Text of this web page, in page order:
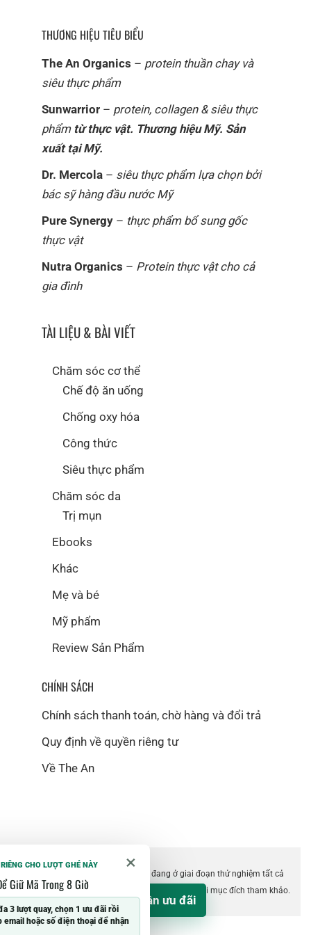
Farms Từ Tháng 11/2021
THƯƠNG HIỆU TIÊU BIỂU
The An Organics – protein thuần chay và
siêu thực phẩm
Sunwarrior – protein, collagen & siêu thực
phẩm từ thực vật. Thương hiệu Mỹ. Sản
xuất tại Mỹ.
Dr. Mercola – siêu thực phẩm lựa chọn bởi
bác sỹ hàng đầu nước Mỹ
Pure Synergy – thực phẩm bổ sung gốc
thực vật
Nutra Organics – Protein thực vật cho cả
gia đình
TÀI LIỆU & BÀI VIẾT
Chăm sóc cơ thể
Chế độ ăn uống
Chống oxy hóa
Công thức
Siêu thực phẩm
Chăm sóc da
Trị mụn
Ebooks
Khác
Mẹ và bé
Mỹ phẩm
Review Sản Phẩm
CHÍNH SÁCH
Chính sách thanh toán, chờ hàng và đổi trả
Quy định về quyền riêng tư
Về The An
©2018 The An. Website hiện vẫn đang ở giai đoạn thử nghiệm tất cả
các tính năng. Thông tin trên website chỉ dùng với mục đích tham khảo.
% Nhận ưu đãi
×
CHO LƯỢT GHÉ NÀY
Giữ Mã Trong 8 Giờ
3 lượt quay, chọn 1 ưu đãi rồi
email hoặc số điện thoại để nhận